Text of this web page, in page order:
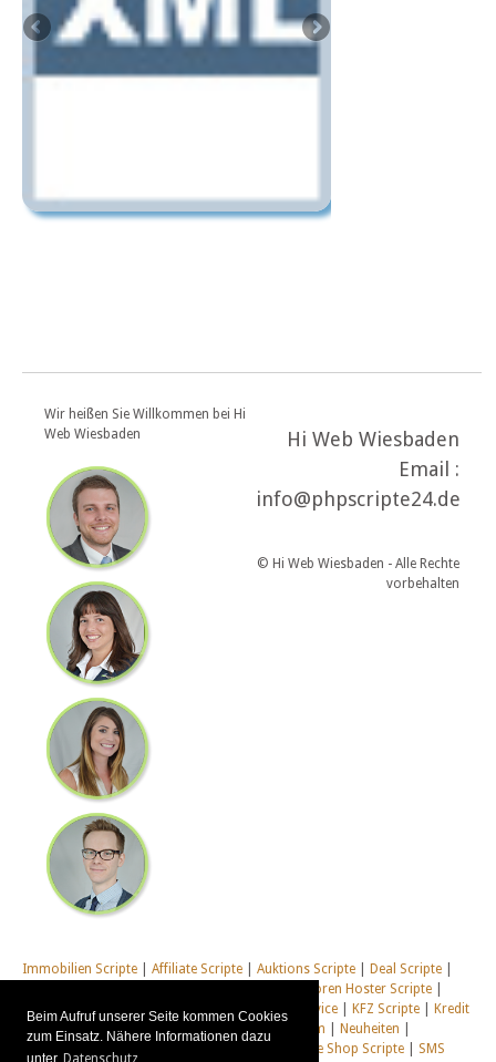
Beim Aufruf unserer Seite kommen Cookies
zum Einsatz. Nähere Informationen dazu
unter Datenschutz
Wir heißen Sie Willkommen bei Hi
Web Wiesbaden
Hi Web Wiesbaden
Email :
info@phpscripte24.de
© Hi Web Wiesbaden - Alle Rechte
vorbehalten
Immobilien Scripte Affiliate Scripte Auktions Scripte Deal Scripte
Foren Hoster Scripte
Homepage Generator Scripte
Installations Service KFZ Scripte
Kredit
Scripte| Management Scripte| Multi Web System Neuheiten
Newsletter Scripte
Shop & Live Shop Scripte
SMS